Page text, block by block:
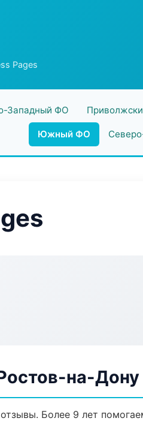
Pages
Западный ФО
Южный ФО
на-Дону
Более 9 лет